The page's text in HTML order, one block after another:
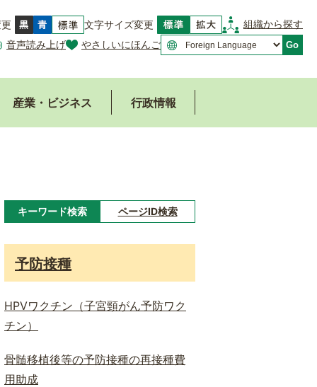
文字サイズ変更
組織から探す
音声読み上げ
やさしいにほんご Go
産業・ビジネス 行政情報
キーワード検索 ページID検索
ー
ワ
ー
ド
索
予防接種
HPVワクチン（子宮頸がん予防ワク
チン）
骨髄移植後等の予防接種の再接種費
用助成